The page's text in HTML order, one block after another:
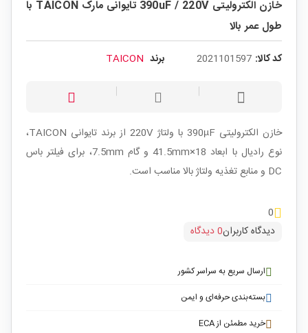
خازن الکترولیتی 390uF / 220V تایوانی مارک TAICON با
طول عمر بالا
کد کالا: 2021101597 برند TAICON
خازن الکترولیتی 390µF با ولتاژ 220V از برند تایوانی TAICON،
نوع رادیال با ابعاد 18×41.5mm و گام 7.5mm، برای فیلتر باس
DC و منابع تغذیه ولتاژ بالا مناسب است.
0
دیدگاه کاربران0 دیدگاه
ارسال سریع به سراسر کشور
بسته‌بندی حرفه‌ای و ایمن
خرید مطمئن از ECA